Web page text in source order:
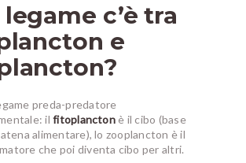
legame c’è tra
e
preda-predatore
ilfitoplanctonè il cibo (base
alimentare), lo zooplancton è il
che poi diventa cibo per altri.